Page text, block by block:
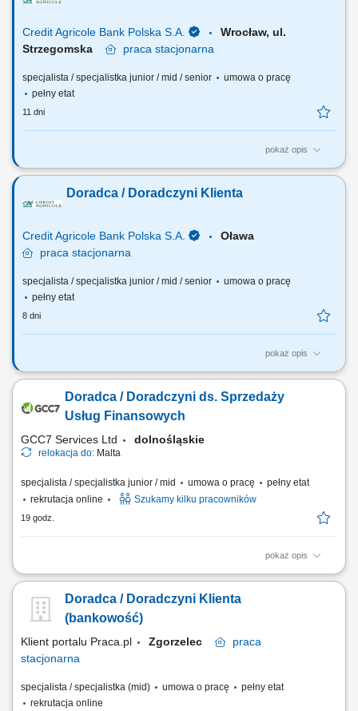
oczekiwań klientów i dopasowywanie produktów i usług finansowych.
Credit Agricole Bank Polska S.A.
Wrocław, ul.
Strzegomska
praca stacjonarna
specjalista / specjalistka junior / mid / senior
umowa o pracę
pełny etat
11 dni
pokaż opis
Jakie będą Twoje zadania: Pozyskiwanie nowych klientów oraz
finansowych do potrzeb klientów. Wsparcie klientów w bankowości
codziennej, internetowej i mobilnej. Aktywna sprzedaż produktów
Doradca / Doradczyni Klienta
Credit Agricole Bank Polska S.A.
Oława
praca stacjonarna
specjalista / specjalistka junior / mid / senior
umowa o pracę
pełny etat
8 dni
pokaż opis
Jakie będą Twoje zadania: Pozyskiwanie nowych klientów oraz
finansowych do potrzeb klientów. Wsparcie klientów w bankowości
codziennej, internetowej i mobilnej. Aktywna sprzedaż produktów
Doradca / Doradczyni ds. Sprzedaży
Usług Finansowych
GCC7 Services Ltd dolnośląskie
relokacja do: Malta
specjalista / specjalistka junior / mid umowa o pracę
pełny etat
rekrutacja online
Szukamy kilku pracowników
19 godz.
pokaż opis
Zakres obowiązków: Prowadzenie telefonicznych rozmów z klientami
tym szkoleń z zakresu edukacji finansowej. Budowanie relacji z
klientami oraz pozyskiwanie nowych kontaktów dla partnerów
Doradca / Doradczyni Klienta
(bankowość)
Klient portalu Praca.pl Zgorzelec
praca
stacjonarna
specjalista / specjalistka (mid) umowa o pracę
pełny etat
rekrutacja online